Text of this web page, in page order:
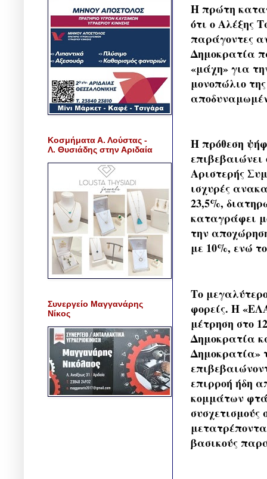
Η πρώτη
ότι ο Αλέξης
παράγοντες
Δημοκρατία
«μάχη» για
μονοπώλιο
Η πρόθεση
Αριστερής
ισχυρές
23,5%,
καταγράφει
την
με 10%, ενώ
Το
φορείς. Η
μέτρηση στο
Δημοκρατία
Δημοκρατία»
επιρροή ήδη
κομμάτων
βασικούς
Κοσμήματα Α. Λούστας -
Λ. Θυσιάδης στην Αριδαία
Συνεργείο Μαγγανάρης
Νίκος